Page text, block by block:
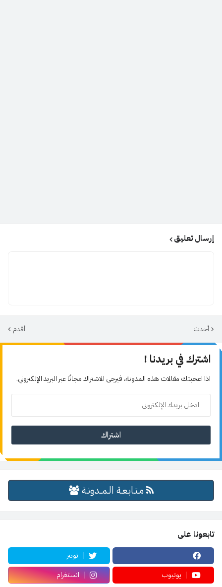
إرسال تعليق
أحدث أقدم
اشترك في بريدنا !
اذا اعجبتك مقالات هذه المدونة، فيرجى الاشتراك مجانًا عبر البريد الإلكتروني.
مـتـابـعـة الـمــدونـة
تابعونا على
تويتر
يوتيوب
انستغرام